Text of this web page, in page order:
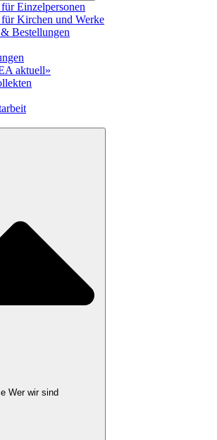
Einzelpersonen
Kirchen und Werke
Bestellungen
aktuell»
Wer wir sind